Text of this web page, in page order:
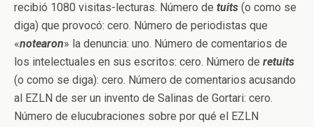
recibió 1080 visitas-lecturas. Número de tuits (o como se
diga) que provocó: cero. Número de periodistas que
«notearon» la denuncia: uno. Número de comentarios de
los intelectuales en sus escritos: cero. Número de retuits
(o como se diga): cero. Número de comentarios acusando
al EZLN de ser un invento de Salinas de Gortari: cero.
Número de elucubraciones sobre por qué el EZLN